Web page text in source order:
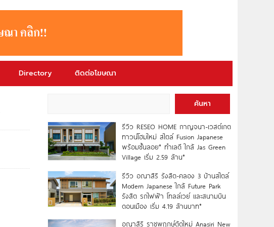
Directory ติดต่อโฆษณา
ค้นหา
รีวิว RESEO HOME กาญจนา-เวสต์เกต
ทาวน์โฮมใหม่ สไตล์ Fusion Japanese
พร้อมชั้นลอย* ทำเลดี ใกล้ Jas Green
Village เริ่ม 2.59 ล้าน*
รีวิว อณาสิริ รังสิต-คลอง 3 บ้านสไตล์
Modern Japanese ใกล้ Future Park
รังสิต รถไฟฟ้า โทลล์เวย์ และสนามบิน
ดอนเมือง เริ่ม 4.19 ล้านบาท*
อณาสิริ ราชพฤกษ์ตัดใหม่ Anasiri New